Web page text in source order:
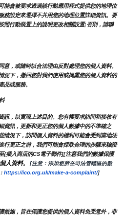
能會被要求透過該行動應用程式提供您的地理位
務設定來選擇不共用您的地理位置詳細資訊。要
照行動裝置上的說明更改相關設置;否則，請聯
，或隨時以合法理由反對處理您的個人資料。
況下，撤回您對我們使用或揭露您的個人資料的
品或服務。
訊，以實現上述目的。您有權要求訪問和接收有
資訊，更新和更正您的個人數據中的不準確之
情況下，訪問個人資料的權利可能會受到當地法
行更正之前，我們可能會採取合理的步驟來驗證
{插入商店的CS電子郵件][注意我們的數據保護
人資料。
[注意：添加您所在司法管轄區的數
https://ico.org.uk/make-a-complaint/]
措施，旨在保護您提供的個人資料免受意外，非